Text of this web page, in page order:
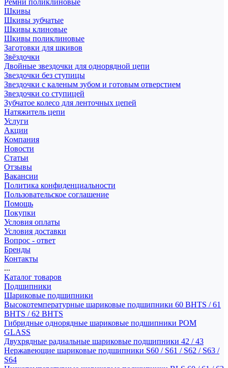
Ремни поликлиновые
Шкивы
Шкивы зубчатые
Шкивы клиновые
Шкивы поликлиновые
Заготовки для шкивов
Звёздочки
Двойные звездочки для однорядной цепи
Звездочки без ступицы
Звездочки с каленым зубом и готовым отверстием
Звездочки со ступицей
Зубчатое колесо для ленточных цепей
Натяжитель цепи
Услуги
Акции
Компания
Новости
Статьи
Отзывы
Вакансии
Политика конфиденциальности
Пользовательское соглашение
Помощь
Покупки
Условия оплаты
Условия доставки
Вопрос - ответ
Бренды
Контакты
...
Каталог товаров
Подшипники
Шариковые подшипники
Высокотемпературные шариковые подшипники 60 BHTS / 61
BHTS / 62 BHTS
Гибридные однорядные шариковые подшипники POM
GLASS
Двухрядные радиальные шариковые подшипники 42 / 43
Нержавеющие шариковые подшипники S60 / S61 / S62 / S63 /
S64